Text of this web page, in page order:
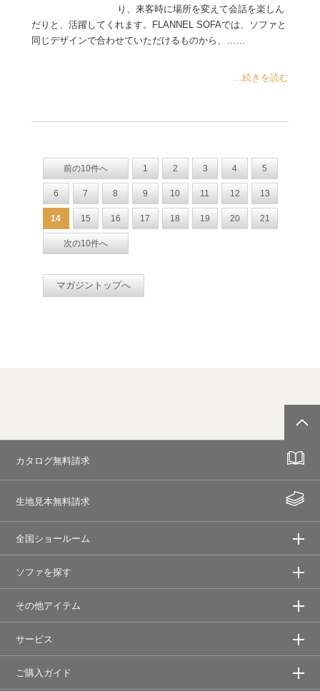
り、来客時に場所を変えて会話を楽しん
だりと、活躍してくれます。FLANNEL SOFAでは、ソファと
同じデザインで合わせていただけるものから、……
...続きを読む
前の10件へ 1 2 3 4 5
6 7 8 9 10 11 12 13
14 15 16 17 18 19 20 21
次の10件へ
マガジントップへ
カタログ無料請求
生地見本無料請求
全国ショールーム
ソファを探す
その他アイテム
サービス
ご購入ガイド